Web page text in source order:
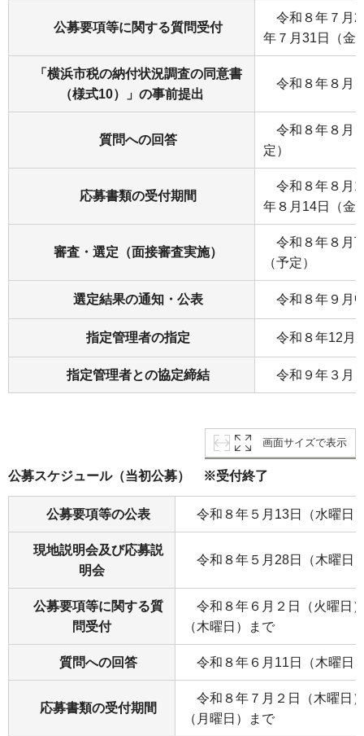
公募要項等に関する質問受付
令和８年７月
年７月31日（金
「横浜市税の納付状況調査の同意書
（様式10）」の事前提出
令和８年８月
質問への回答
令和８年８月
定）
応募書類の受付期間
令和８年８月
年８月14日（金
審査・選定（面接審査実施）
令和８年８月
（予定）
選定結果の通知・公表 令和８年９月
指定管理者の指定 令和８年12月
指定管理者との協定締結 令和９年３月
画面サイズで表示
公募スケジュール（当初公募） ※受付終了
公募要項等の公表 令和８年５月13日（水曜日
現地説明会及び応募説
明会
令和８年５月28日（木曜日
公募要項等に関する質
問受付
令和８年６月２日（火曜日
（木曜日）まで
質問への回答 令和８年６月11日（木曜日
応募書類の受付期間
令和８年７月２日（木曜日
（月曜日）まで